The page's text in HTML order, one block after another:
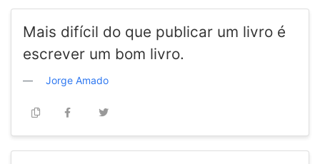
Mais difícil do que publicar um livro é
escrever um bom livro.
Jorge Amado